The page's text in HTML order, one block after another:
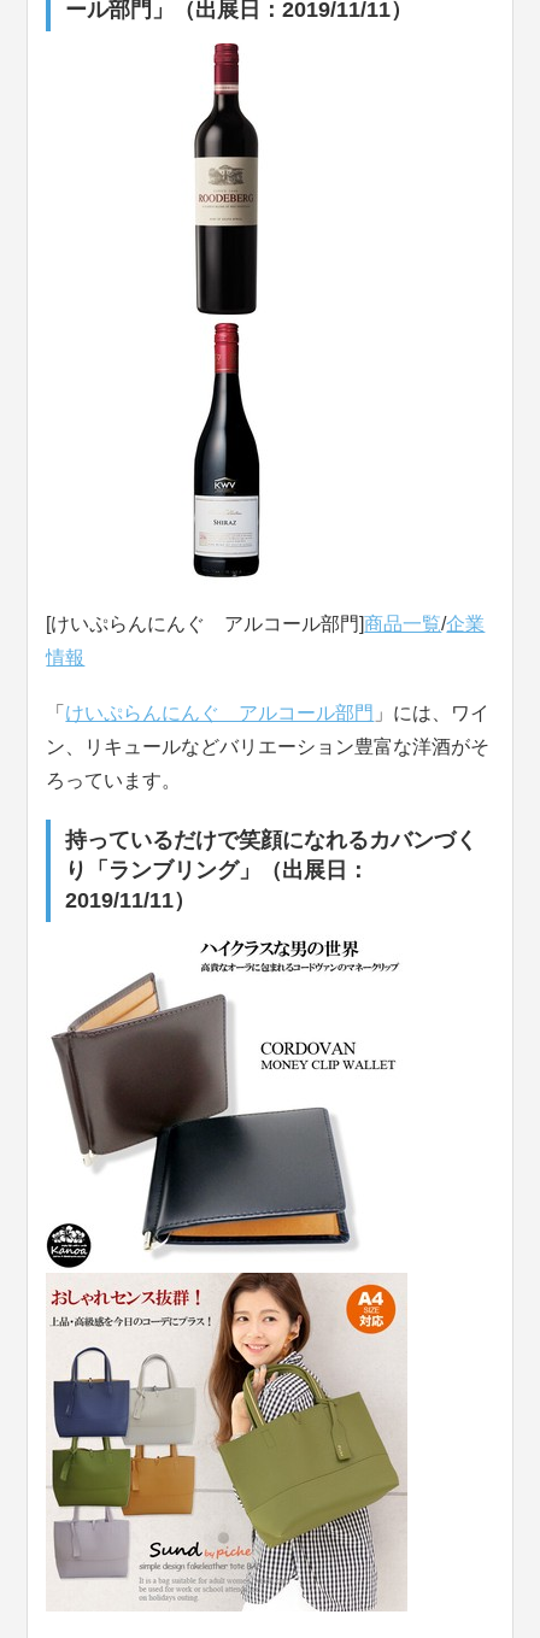
ール部門」（出展日：2019/11/11）
[けいぷらんにんぐ アルコール部門]商品一覧/企業
情報
「 けいぷらんにんぐ アルコール部門 」には、ワイ
ン、リキュールなどバリエーション豊富な洋酒がそ
ろっています。
持っているだけで笑顔になれるカバンづく
り「ランブリング」（出展日：
2019/11/11）